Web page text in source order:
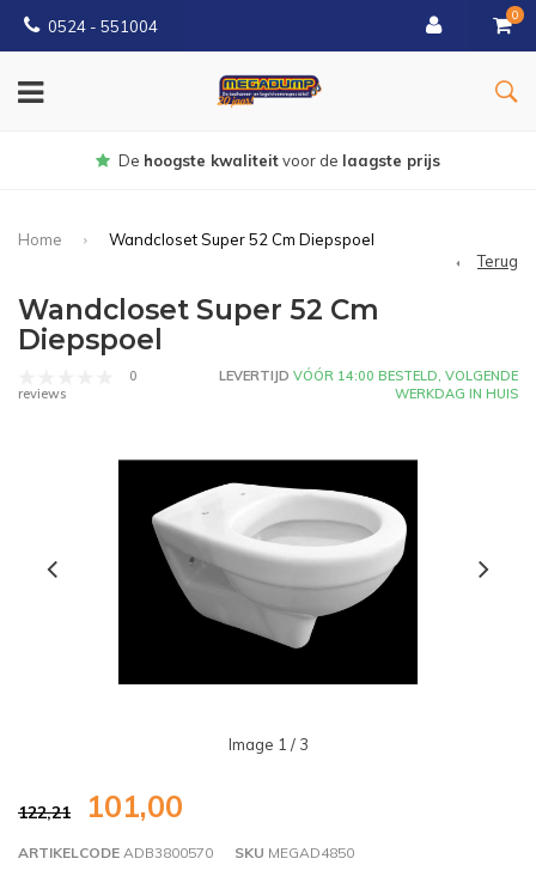
0524 - 551004
0
Gratisbezorgd vanaf €150
Home
Wandcloset Super 52 Cm Diepspoel
Terug
Wandcloset Super 52 Cm
Diepspoel
0
reviews
LEVERTIJD VÓÓR 14:00 BESTELD, VOLGENDE
WERKDAG IN HUIS
Image 1 / 3
122,21 101,00
ARTIKELCODE ADB3800570 SKU MEGAD4850